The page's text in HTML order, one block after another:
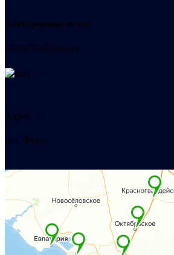
Электронная почта
admin@helpsant.ru
Адрес
пгт. Форос